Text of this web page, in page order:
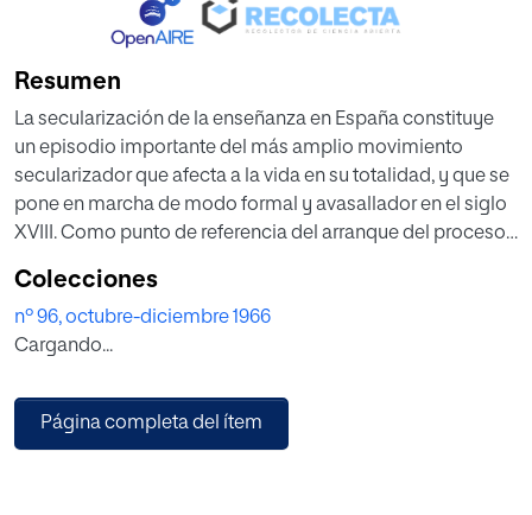
Resumen
La secularización de la enseñanza en España constituye
un episodio importante del más amplio movimiento
secularizador que afecta a la vida en su totalidad, y que se
pone en marcha de modo formal y avasallador en el siglo
XVIII. Como punto de referencia del arranque del proceso
clave de 1766. A partir de este año, comienza a cristalizar en
disposiciones legislativas y en medidas de gobierno toda
esa labor difusa de intelectuales y políticos, que venían
Colecciones
nº 96, octubre-diciembre 1966
Cargando...
Página completa del ítem